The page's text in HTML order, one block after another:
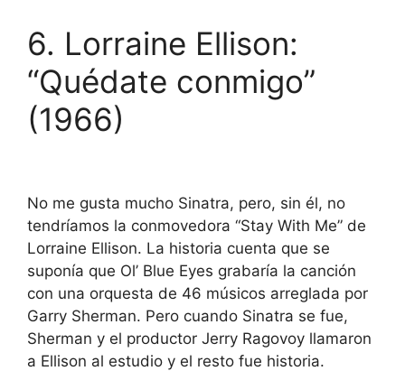
6. Lorraine Ellison:
“Quédate conmigo”
(1966)
No me gusta mucho Sinatra, pero, sin él, no
tendríamos la conmovedora “Stay With Me” de
Lorraine Ellison. La historia cuenta que se
suponía que Ol’ Blue Eyes grabaría la canción
con una orquesta de 46 músicos arreglada por
Garry Sherman. Pero cuando Sinatra se fue,
Sherman y el productor Jerry Ragovoy llamaron
a Ellison al estudio y el resto fue historia.